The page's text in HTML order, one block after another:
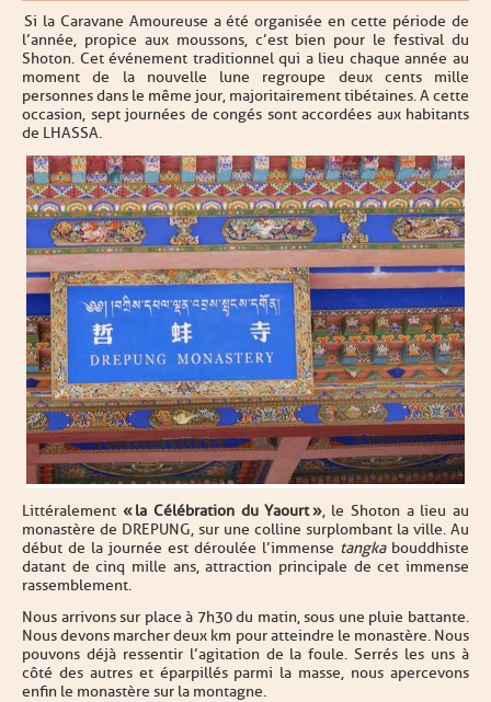
Si la Caravane Amoureuse a été organisée en cette période de
l’année, propice aux moussons, c’est bien pour le festival du
Shoton. Cet événement traditionnel qui a lieu chaque année au
moment de la nouvelle lune regroupe deux cents mille
personnes dans le même jour, majoritairement tibétaines. A cette
occasion, sept journées de congés sont accordées aux habitants
de LHASSA.
Littéralement « la Célébration du Yaourt », le Shoton a lieu au
monastère de DREPUNG, sur une colline surplombant la ville. Au
début de la journée est déroulée l’immense tangkabouddhiste
datant de cinq mille ans, attraction principale de cet immense
rassemblement.
Nous arrivons sur place à 7h30 du matin, sous une pluie battante.
Nous devons marcher deux km pour atteindre le monastère. Nous
pouvons déjà ressentir l’agitation de la foule. Serrés les uns à
côté des autres et éparpillés parmi la masse, nous apercevons
enfin le monastère sur la montagne.